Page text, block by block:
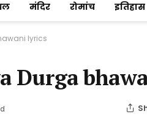
मंदिर रोमांच इतिहास
lyrics
Durga